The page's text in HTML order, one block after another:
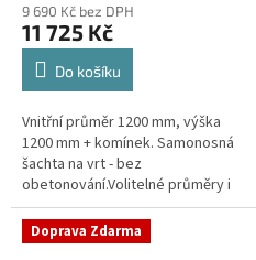
produktu
je
4,2
hvězdiček.
9 690 Kč bez DPH
11 725 Kč
Do košíku
Vnitřní průměr 1200 mm, výška
1200 mm + komínek. Samonosná
šachta na vrt - bez
obetonování.Volitelné průměry i
pozice prostupů na pažení vrtu,
hadice i elektřinu -
požadované...
Doprava Zdarma